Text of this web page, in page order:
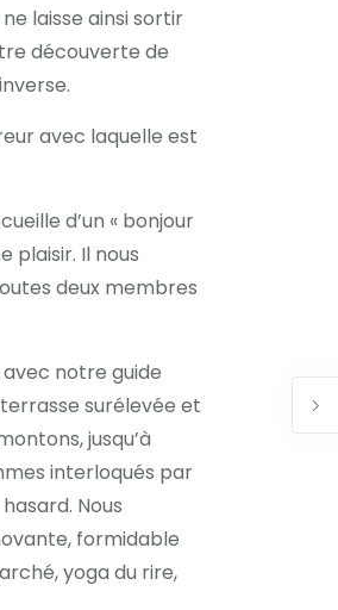
laisse ainsi sortir
découverte de
avec laquelle est
d’un « bonjour
plaisir. Il nous
deux membres
avec notre guide
surélevée et
jusqu’à
interloqués par
Nous
formidable
yoga du rire,